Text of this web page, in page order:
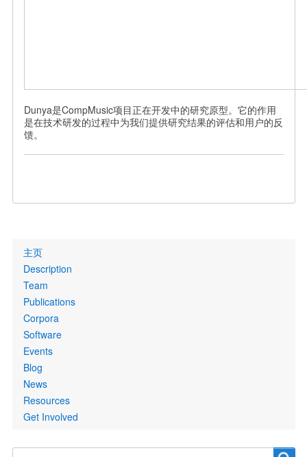
Dunya是CompMusic项目正在开发中的研究原型。它的作用
是在技术研发的过程中为我们提供研究结果的评估和用户的反
馈。
Primary
links
主页
Description
Team
Publications
Corpora
Software
Events
Blog
News
Resources
Get Involved